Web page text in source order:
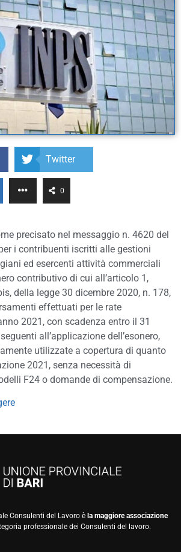
Twitter
0
precisato nel messaggio n. 4620 del
i contribuenti iscritti alle gestioni
ed esercenti attività commerciali
contributivo di cui all’articolo 1,
della legge 30 dicembre 2020, n. 178,
effettuati per le rate
2021, con scadenza entro il 31
all’applicazione dell’esonero,
utilizzate a copertura di quanto
2021, senza necessità di
F24 o domande di compensazione.
Consulenti del Lavoro èla maggiore associazione
professionale dei Consulenti del lavoro.